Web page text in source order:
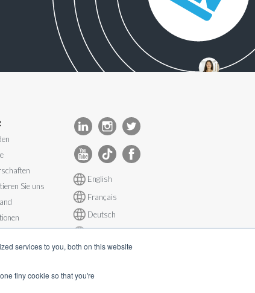
services to you, both on this website
tiny cookie so that you're
Sie uns
English
Français
Deutsch
Español